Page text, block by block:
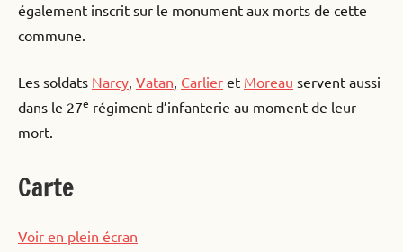
également inscrit sur le monument aux morts de cette
commune.
Les soldats Narcy, Vatan, Carlier et Moreau servent aussi
dans le 27e régiment d’infanterie au moment de leur
mort.
Carte
Voir en plein écran